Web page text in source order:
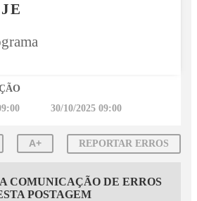
30/10/2025 09:00
A+ REPORTAR ERROS
COMUNICAÇÃO DE ERROS
POSTAGEM